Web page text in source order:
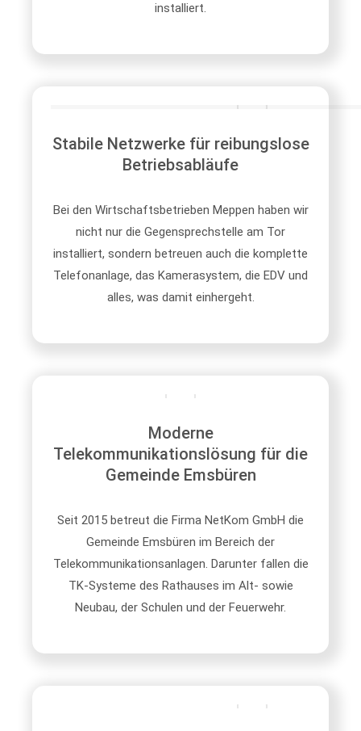
installiert.
Stabile Netzwerke für reibungslose
Betriebsabläufe
Bei den Wirtschaftsbetrieben Meppen haben wir
nicht nur die Gegensprechstelle am Tor
installiert, sondern betreuen auch die komplette
Telefonanlage, das Kamerasystem, die EDV und
alles, was damit einhergeht.
Moderne
Telekommunikationslösung für die
Gemeinde Emsbüren
Seit 2015 betreut die Firma NetKom GmbH die
Gemeinde Emsbüren im Bereich der
Telekommunikationsanlagen. Darunter fallen die
TK-Systeme des Rathauses im Alt- sowie
Neubau, der Schulen und der Feuerwehr.